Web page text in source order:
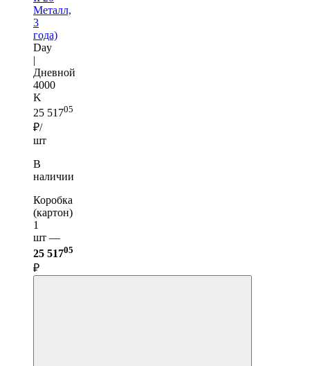
Металл,
3
года)
Day
|
Дневной
4000
K
25 51705
₽/
шт
В
наличии
Коробка
(картон)
1
шт —
25 51705
₽